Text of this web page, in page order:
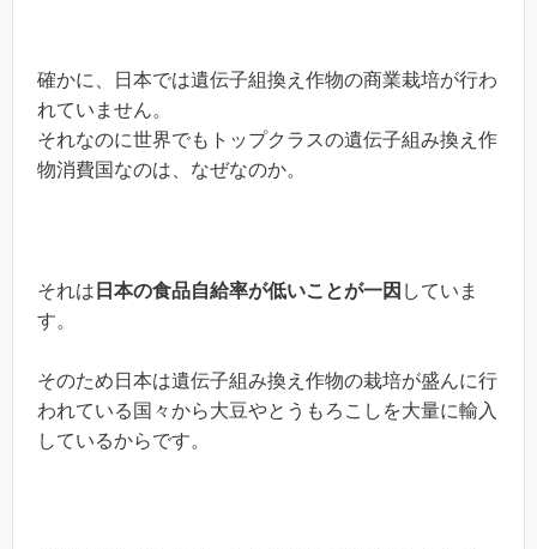
確かに、日本では遺伝子組換え作物の商業栽培が行わ
れていません。
それなのに世界でもトップクラスの遺伝子組み換え作
物消費国なのは、なぜなのか。
それは 日本の食品自給率が低いことが一因 していま
す。
そのため日本は遺伝子組み換え作物の栽培が盛んに行
われている国々から大豆やとうもろこしを大量に輸入
しているからです。